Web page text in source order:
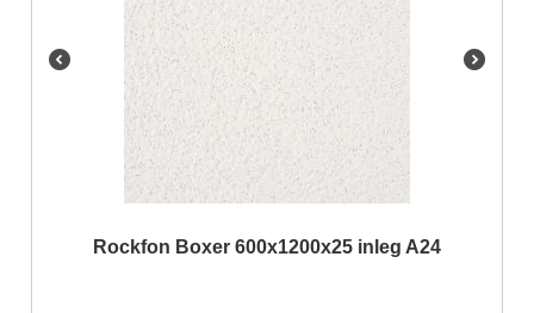
Rockfon Boxer 600x1200x25 inleg A24